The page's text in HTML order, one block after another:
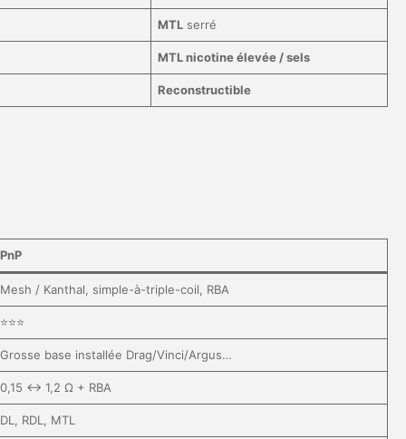
MTLserré
MTL nicotine élevée / sels
Reconstructible
PnP
Mesh / Kanthal, simple-à-triple-coil, RBA
⭐⭐⭐
Grosse base installée Drag/Vinci/Argus…
0,15 ↔ 1,2 Ω + RBA
DL, RDL, MTL